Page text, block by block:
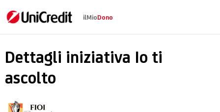
Io ti ascolto
ilMioDono
Dettagli iniziativa Io ti
ascolto